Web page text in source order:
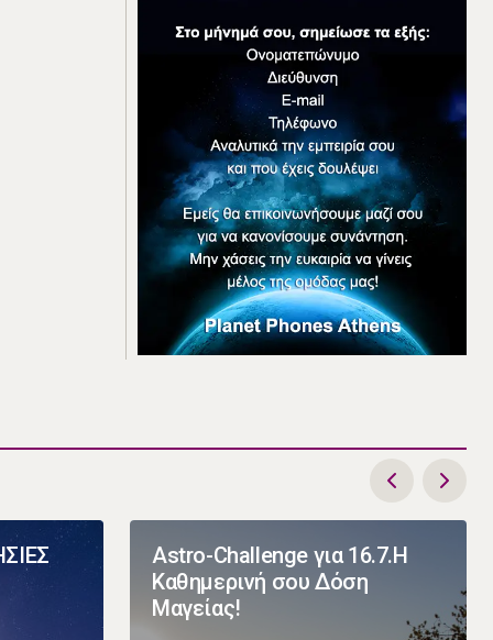
Astro-Challenge για 16.7.Η
Καθημερινή σου Δόση
Μαγείας!